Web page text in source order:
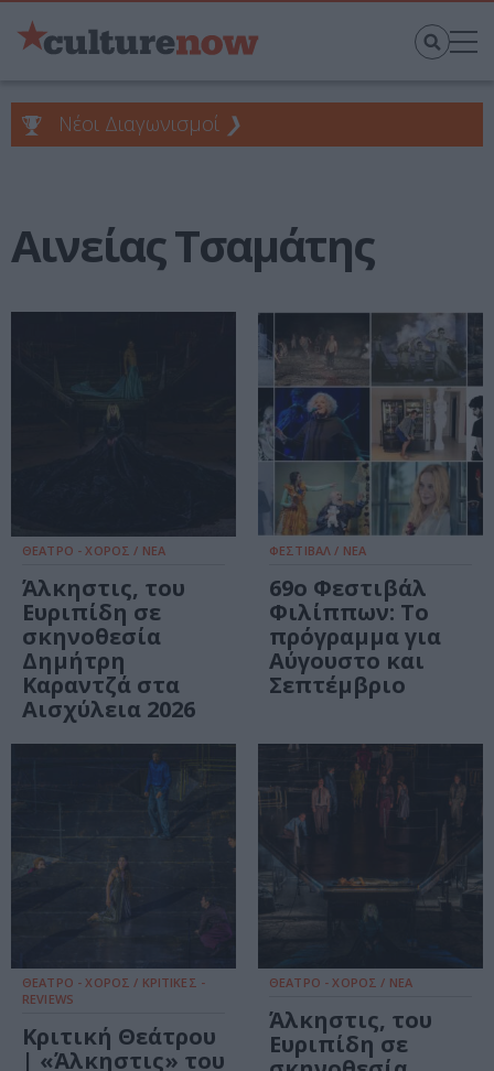
Νέοι Διαγωνισμοί ❯
Αινείας Τσαμάτης
ΘΕΑΤΡΟ - ΧΟΡΟΣ / ΝΕΑ
Άλκηστις, του
Ευριπίδη σε
σκηνοθεσία
Δημήτρη
Καραντζά στα
Αισχύλεια 2026
ΦΕΣΤΙΒΑΛ / ΝΕΑ
69ο Φεστιβάλ
Φιλίππων: Το
πρόγραμμα για
Αύγουστο και
Σεπτέμβριο
ΘΕΑΤΡΟ - ΧΟΡΟΣ / ΚΡΙΤΙΚΕΣ -
REVIEWS
Κριτική Θεάτρου
| «Άλκηστις» του
ΘΕΑΤΡΟ - ΧΟΡΟΣ / ΝΕΑ
Άλκηστις, του
Ευριπίδη σε